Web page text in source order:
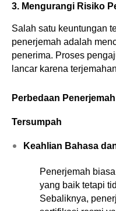
3. Mengurangi Risiko
Salah satu keuntungan
penerjemah adalah
penerima. Proses
lancar karena
Perbedaan
Tersumpah
Keahlian Bahasa
Penerjemah
yang baik tetapi
Sebaliknya,